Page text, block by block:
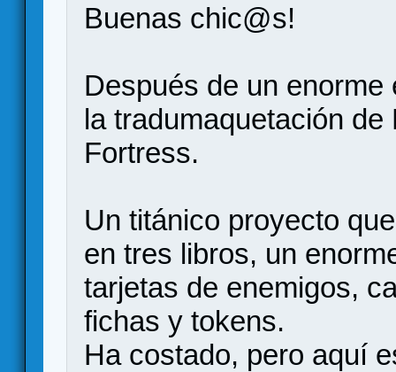
Buenas chic@s!
Después de un
la tradumaquetación
Fortress.
Un titánico proyecto
en tres libros, un
tarjetas de enemigos,
fichas y tokens.
Ha costado, pero aquí